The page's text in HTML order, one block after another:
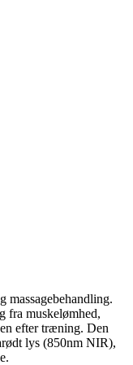
massagebehandling.
fra muskelømhed,
efter træning. Den
lys (850nm NIR),